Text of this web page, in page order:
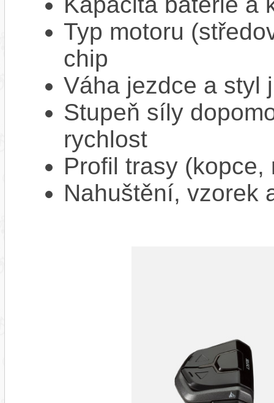
Typ motoru
chip
Váha jezdce a styl
Stupeň síly
rychlost
Profil trasy
Nahuštění, vzorek